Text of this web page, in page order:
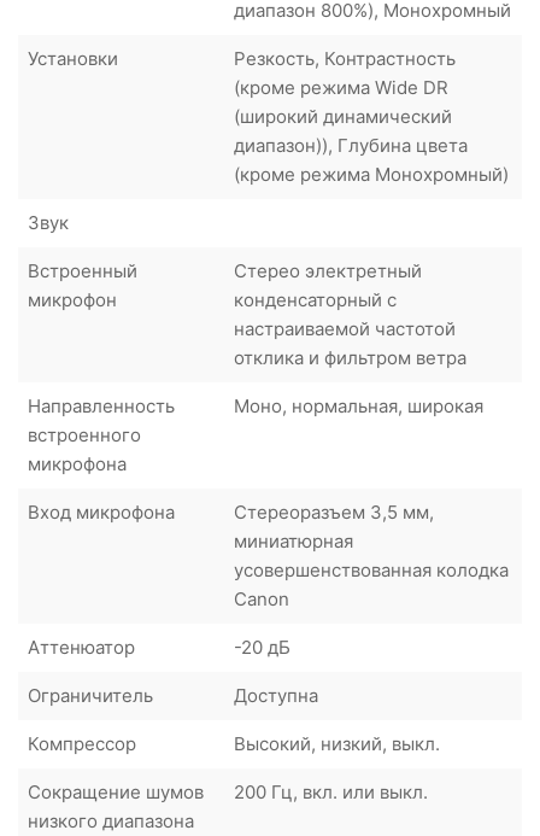
диапазон 800%), Монохромный
Установки
Резкость, Контрастность
(кроме режима Wide DR
(широкий динамический
диапазон)), Глубина цвета
(кроме режима Монохромный)
Звук
Встроенный
микрофон
Стерео электретный
конденсаторный с
настраиваемой частотой
отклика и фильтром ветра
Направленность
встроенного
микрофона
Моно, нормальная, широкая
Вход микрофона
Стереоразъем 3,5 мм,
миниатюрная
усовершенствованная колодка
Canon
Аттенюатор -20 дБ
Ограничитель Доступна
Компрессор Высокий, низкий, выкл.
Сокращение шумов
низкого диапазона
200 Гц, вкл. или выкл.